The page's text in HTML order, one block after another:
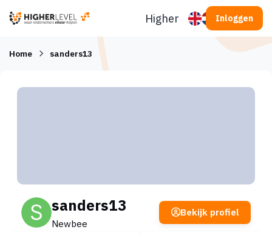
Higherlevel Inloggen
Home sanders13
sanders13
Newbee
Bekijk profiel